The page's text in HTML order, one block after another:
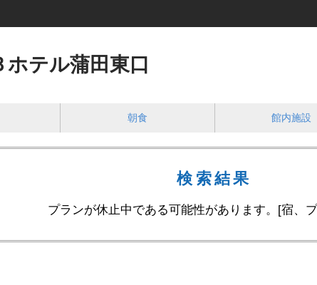
テル蒲田東口
朝食 館内施設
検索結果
プランが休止中である可能性があります。[宿、